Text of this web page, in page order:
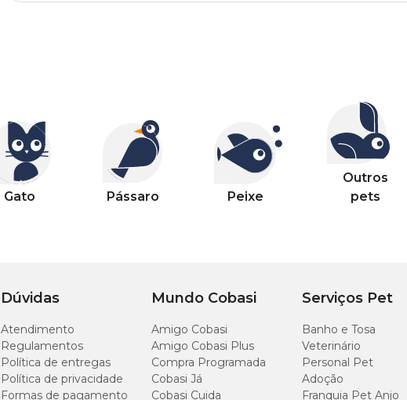
Gato Pássaro Peixe
Outros
pets
Dúvidas
Atendimento
Regulamentos
Política de entregas
Política de privacidade
Formas de pagamento
Mundo Cobasi
Amigo Cobasi
Amigo Cobasi Plus
Compra Programada
Cobasi Já
Cobasi Cuida
Serviços Pet
Banho e Tosa
Veterinário
Personal Pet
Adoção
Franquia Pet Anjo